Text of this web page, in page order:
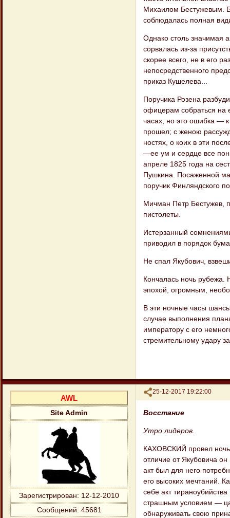
Михаилом Бестужевым.
соблюдалась полная
Однако столь значимая
сорвалась из-за
скорее всего, не в его
непосредственного
приказ Ку​шелева...
Поручика Розена
офицерам собрать​ся на
часах, но это ошибка —
прошел; с женою
ностях, о коих в эти
—ее ум и сердце все
апреле 1825 года на
Пушкина. Посаженной
поручик Финляндского
Мичман Петр Бестужев,
пистолеты.
Истерзанный
приводил в порядок
Не спал Якубович,
Кончалась ночь рубежа.
эпохой, огромным,
В эти ночные часы
случае выполнения
императору с его
стремительному удару
Поделиться
25-12-2017 19:22:00
AWL
Site Admin
Зарегистрирован: 12-12-2010
Сообщений: 45681
Восстание
Утро лидеров.
КАХОВСКИЙ провел ночь
отличие от Якубовича
акт был для него
его высоких мечтаний.
себе акт
страш​ным условием —
обнаруживать свою